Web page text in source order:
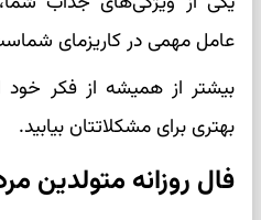
عامل مهمی در کاریزمای
بیشتر از همیشه از فکر خود
بهتری برای مشکلاتتان بیابید.
فال روزانه متولدین